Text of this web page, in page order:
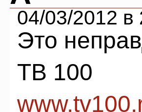
04/03/2012 в
Это
ТВ 100